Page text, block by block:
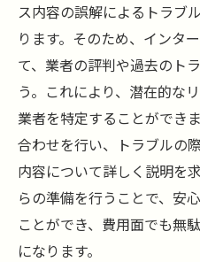
ス内容の誤解によるトラブ
ります。そのため、インタ
て、業者の評判や過去のト
う。これにより、潜在的な
業者を特定することができ
合わせを行い、トラブルの
内容について詳しく説明を
らの準備を行うことで、安
ことができ、費用面でも無
になります。